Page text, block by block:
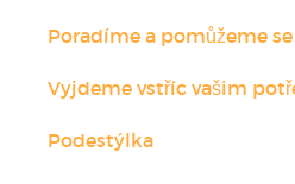
Poradíme a pomůžeme
Vyjdeme vstříc vašim
Podestýlka